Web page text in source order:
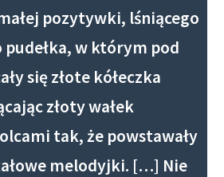
pozytywki, lśniącego
w którym pod
się złote kółeczka
złoty wałek
tak, że powstawały
melodyjki. […] Nie